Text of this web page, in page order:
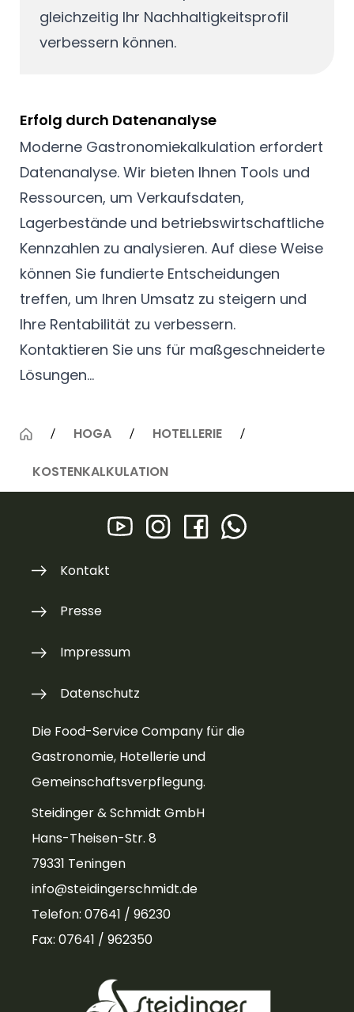
gleichzeitig Ihr Nachhaltigkeitsprofil
verbessern können.
Erfolg durch Datenanalyse
Moderne Gastronomiekalkulation erfordert
Datenanalyse. Wir bieten Ihnen Tools und
Ressourcen, um Verkaufsdaten,
Lagerbestände und betriebswirtschaftliche
Kennzahlen zu analysieren. Auf diese Weise
können Sie fundierte Entscheidungen
treffen, um Ihren Umsatz zu steigern und
Ihre Rentabilität zu verbessern.
Kontaktieren Sie uns für maßgeschneiderte
Lösungen...
HOGA HOTELLERIE
KOSTENKALKULATION
Die Food-Service Company für die
Gastronomie, Hotellerie und
Gemeinschaftsverpflegung.
Steidinger & Schmidt GmbH
Hans-Theisen-Str. 8
79331 Teningen
info@steidingerschmidt.de
Telefon: 07641 / 96230
Fax: 07641 / 962350
Kontakt
Presse
Impressum
Datenschutz